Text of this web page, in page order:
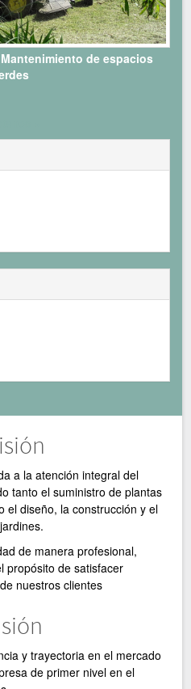
de espacios
a la atención integral del
tanto el suministro de plantas
el diseño, la construcción y el
de manera profesional,
propósito de satisfacer
nuestros clientes
y trayectoria en el mercado
de primer nivel en el